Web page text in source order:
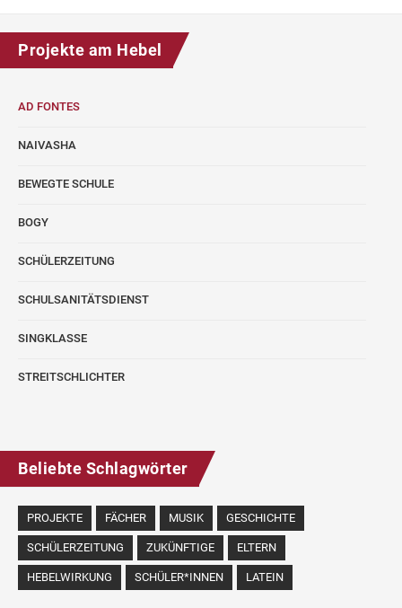
Projekte am Hebel
AD FONTES
NAIVASHA
BEWEGTE SCHULE
BOGY
SCHÜLERZEITUNG
SCHULSANITÄTSDIENST
SINGKLASSE
STREITSCHLICHTER
Beliebte Schlagwörter
PROJEKTE FÄCHER MUSIK GESCHICHTE
SCHÜLERZEITUNG ZUKÜNFTIGE ELTERN
HEBELWIRKUNG SCHÜLER*INNEN LATEIN